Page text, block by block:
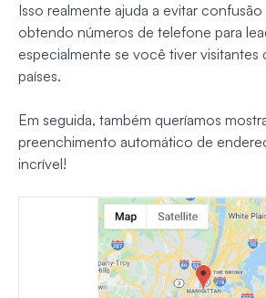
Isso realmente ajuda a evitar
obtendo números de telefone para
especialmente se você tiver visitantes
países.
Em seguida, também queríamos
preenchimento automático de
incrível!